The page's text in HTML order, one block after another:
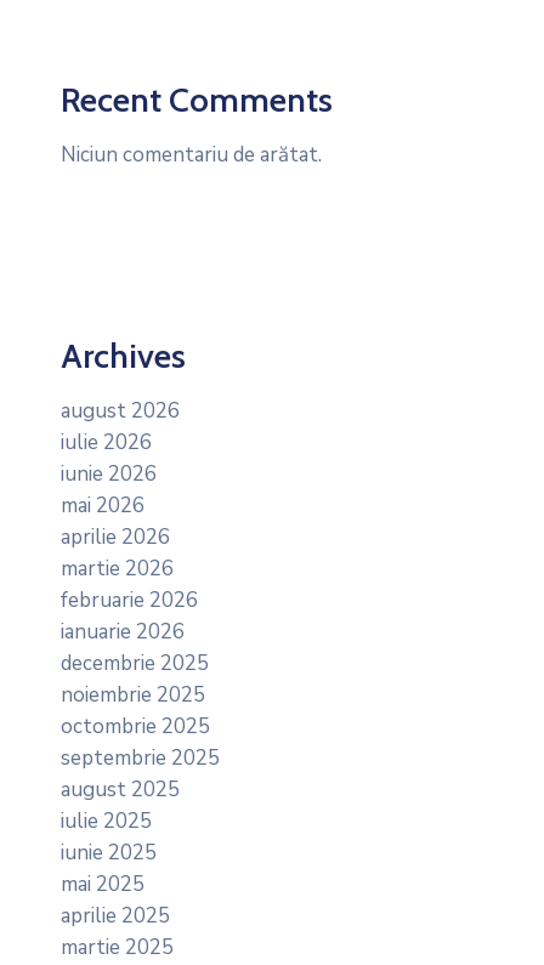
Recent Comments
Niciun comentariu de arătat.
Archives
august 2026
iulie 2026
iunie 2026
mai 2026
aprilie 2026
martie 2026
februarie 2026
ianuarie 2026
decembrie 2025
noiembrie 2025
octombrie 2025
septembrie 2025
august 2025
iulie 2025
iunie 2025
mai 2025
aprilie 2025
martie 2025